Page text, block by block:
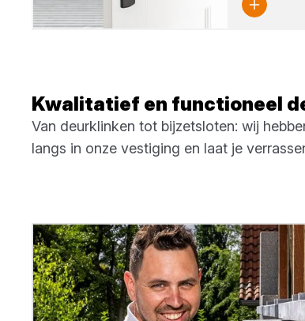
Kwalitatief en functioneel
Van deurklinken tot bijzetsloten: wij
langs in onze vestiging en laat je